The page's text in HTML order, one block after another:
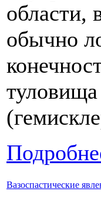
области,
обычно
Вазоспастические